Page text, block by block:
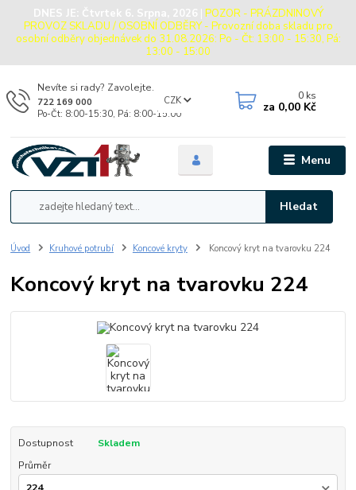
DNES JE: Čtvrtek 6. Srpna, 2026 | POZOR - PRÁZDNINOVÝ
PROVOZ SKLADU / OSOBNÍ ODBĚRY - Provozní doba skladu pro
osobní odběry objednávek do 31.08.2026: Po - Čt: 13:00 - 15:30, Pá:
13:00 - 15:00
Menu
CZK
Hledat
Nevíte si rady? Zavolejte.
722 169 000
Po-Čt: 8:00-15:30, Pá: 8:00-15:00
0 ks
za 0,00 Kč
Úvod Kruhové potrubí Koncové kryty Koncový kryt na tvarovku 224
Koncový kryt na tvarovku 224
Dostupnost
Skladem
Průměr